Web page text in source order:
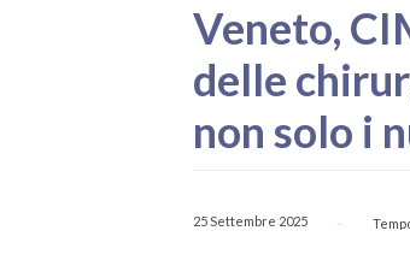
Veneto,
delle
non solo i
25 Settembre 2025 -